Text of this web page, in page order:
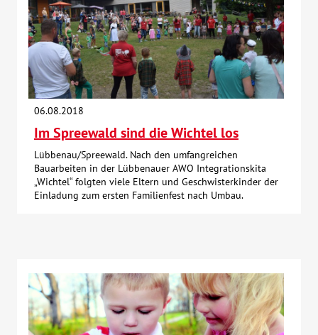
06.08.2018
Im Spreewald sind die Wichtel los
Lübbenau/Spreewald. Nach den umfangreichen
Bauarbeiten in der Lübbenauer AWO Integrationskita
„Wichtel“ folgten viele Eltern und Geschwisterkinder der
Einladung zum ersten Familienfest nach Umbau.